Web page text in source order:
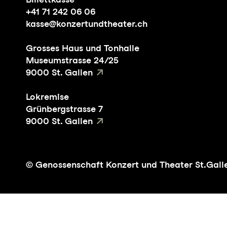
+41 71 242 06 06
kasse@konzertundtheater.ch
Grosses Haus und Tonhalle
Museumstrasse 24/25
9000 St. Gallen
Lokremise
Grünbergstrasse 7
9000 St. Gallen
© Genossenschaft Konzert und Theater